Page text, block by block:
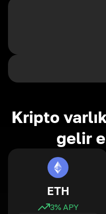
Kripto
gelir
ETH
3% APY